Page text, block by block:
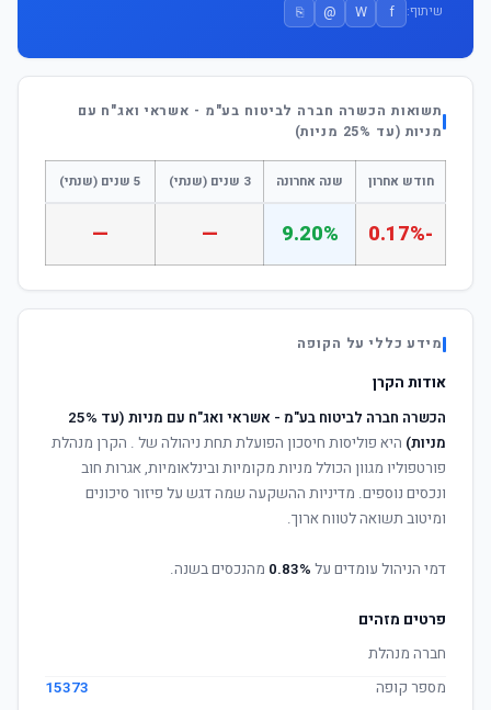
שיתוף: f
W
@
⎘
תשואות הכשרה חברה לביטוח בע"מ - אשראי ואג"ח עם
מניות (עד 25% מניות)
חודש אחרון שנה אחרונה 3 שנים (שנתי) 5 שנים (שנתי)
-0.17%
9.20%
—
—
מידע כללי על הקופה
אודות הקרן
הכשרה חברה לביטוח בע"מ - אשראי ואג"ח עם מניות (עד 25%
מניות) היא פוליסות חיסכון הפועלת תחת ניהולה של . הקרן מנהלת
פורטפוליו מגוון הכולל מניות מקומיות ובינלאומיות, אגרות חוב
ונכסים נוספים. מדיניות ההשקעה שמה דגש על פיזור סיכונים
ומיטוב תשואה לטווח ארוך.
דמי הניהול עומדים על 0.83% מהנכסים בשנה.
פרטים מזהים
חברה מנהלת
מספר קופה
15373